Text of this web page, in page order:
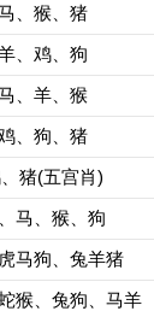
、猴、猪
、鸡、狗
、羊、猴
、狗、猪
猪(五宫肖)
马、猴、狗
马狗、兔羊猪
猴、兔狗、马羊